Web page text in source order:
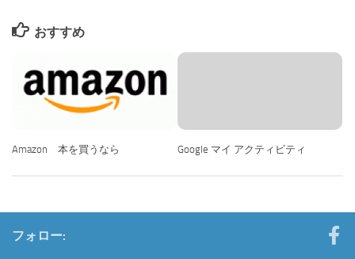
おすすめ
Amazon 本を買うなら Google マイ アクティビティ
フォロー: